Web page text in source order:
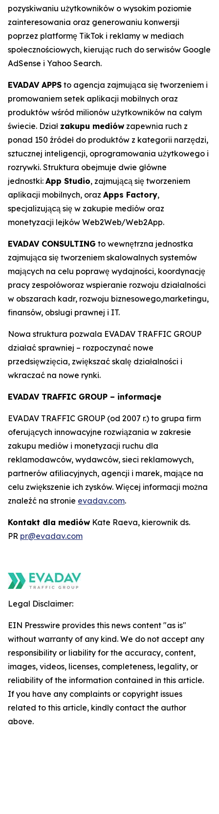
pozyskiwaniu użytkowników o wysokim poziomie
zainteresowania oraz generowaniu konwersji
poprzez platformę TikTok i reklamy w mediach
społecznościowych, kierując ruch do serwisów Google
AdSense i Yahoo Search.
EVADAV APPS to agencja zajmująca się tworzeniem i
promowaniem setek aplikacji mobilnych oraz
produktów wśród milionów użytkowników na całym
świecie. Dział zakupu mediów zapewnia ruch z
ponad 150 źródeł do produktów z kategorii narzędzi,
sztucznej inteligencji, oprogramowania użytkowego i
rozrywki. Struktura obejmuje dwie główne
jednostki: App Studio, zajmującą się tworzeniem
aplikacji mobilnych, oraz Apps Factory,
specjalizującą się w zakupie mediów oraz
monetyzacji lejków Web2Web/Web2App.
EVADAV CONSULTING to wewnętrzna jednostka
zajmująca się tworzeniem skalowalnych systemów
mających na celu poprawę wydajności, koordynację
pracy zespołóworaz wspieranie rozwoju działalności
w obszarach kadr, rozwoju biznesowego,marketingu,
finansów, obsługi prawnej i IT.
Nowa struktura pozwala EVADAV TRAFFIC GROUP
działać sprawniej – rozpoczynać nowe
przedsięwzięcia, zwiększać skalę działalności i
wkraczać na nowe rynki.
EVADAV TRAFFIC GROUP – informacje
EVADAV TRAFFIC GROUP (od 2007 r.) to grupa firm
oferujących innowacyjne rozwiązania w zakresie
zakupu mediów i monetyzacji ruchu dla
reklamodawców, wydawców, sieci reklamowych,
partnerów afiliacyjnych, agencji i marek, mające na
celu zwiększenie ich zysków. Więcej informacji można
znaleźć na stronie evadav.com.
Kontakt dla mediów Kate Raeva, kierownik ds.
PR pr@evadav.com
Legal Disclaimer:
EIN Presswire provides this news content "as is"
without warranty of any kind. We do not accept any
responsibility or liability for the accuracy, content,
images, videos, licenses, completeness, legality, or
reliability of the information contained in this article.
If you have any complaints or copyright issues
related to this article, kindly contact the author
above.